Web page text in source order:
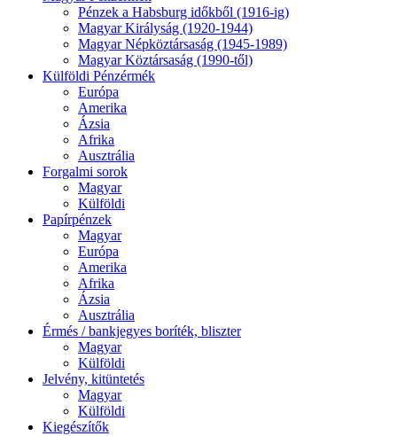
Pénzek a Habsburg időkből (1916-ig)
Magyar Királyság (1920-1944)
Magyar Népköztársaság (1945-1989)
Magyar Köztársaság (1990-től)
Külföldi Pénzérmék
Európa
Amerika
Ázsia
Afrika
Ausztrália
Forgalmi sorok
Magyar
Külföldi
Papírpénzek
Magyar
Európa
Amerika
Afrika
Ázsia
Ausztrália
Érmés / bankjegyes boríték, bliszter
Magyar
Külföldi
Jelvény, kitüntetés
Magyar
Külföldi
Kiegészítők